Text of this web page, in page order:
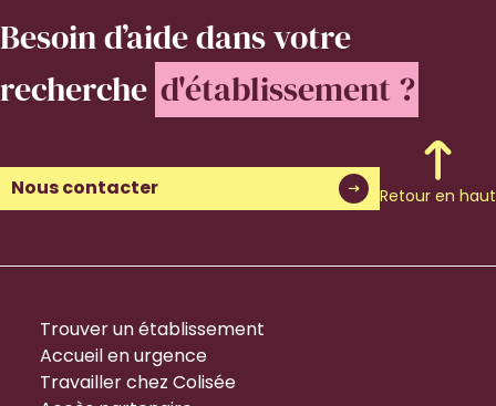
Besoin d’aidedans votre
recherche d'établissement ?
Nous contacter Retour en haut
Trouver un établissement
Accueil en urgence
Travailler chez Colisée